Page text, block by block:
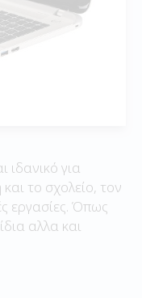
ιδανικό για
το σχολείο, τον
εργασίες. Όπως
αλλα και